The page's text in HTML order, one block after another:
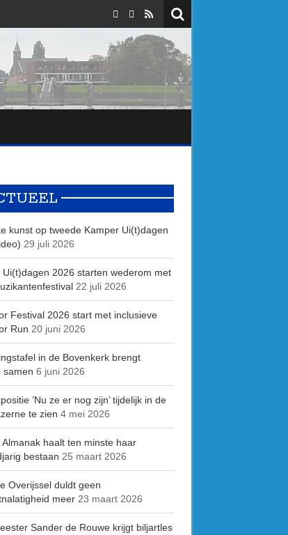
kunst op tweede Kamper Ui(t)dagen
29 juli 2026
Ui(t)dagen 2026 starten wederom met
22 juli 2026
Festival 2026 start met inclusieve
Run 20 juni 2026
in de Bovenkerk brengt
samen 6 juni 2026
’Nu ze er nog zijn’ tijdelijk in de
te zien 4 mei 2026
Almanak haalt ten minste haar
bestaan 25 maart 2026
Overijssel duldt geen
meer 23 maart 2026
Sander de Rouwe krijgt biljartles